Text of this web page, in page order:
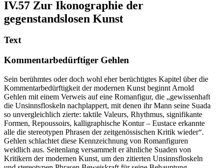
IV.57 Zur Ikonographie der
gegenstandslosen Kunst
Text
Kommentarbedürftiger Gehlen
Sein berühmtes oder doch wohl eher berüchtigtes Kapitel über die
Kommentarbedürftigkeit der modernen Kunst beginnt Arnold
Gehlen mit einem Verweis auf eine Romanfigur, die „gewissenhaft
die Unsinnsfloskeln nachplappert, mit denen ihr Mann seine Suada
so unvergleichlich zierte: taktile Valeurs, Rhythmus, signifikante
Formen, Repoussoirs, kalligraphische Kontur – Eustace erkannte
alle die stereotypen Phrasen der zeitgenössischen Kritik wieder“.
Gehlen schlachtet diese Kennzeichnung von Romanfiguren
weidlich aus. Seitenlang versammelt er ähnliche Suaden von
Kritikern der modernen Kunst, um den zitierten Unsinnsfloskeln